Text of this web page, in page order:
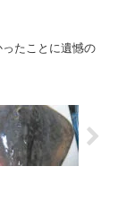
たことに遺憾の